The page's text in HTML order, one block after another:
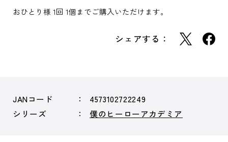
おひとり様 1回 1個までご購入いただけます。
シェアする：
JANコード
4573102722249
シリーズ
僕のヒーローアカデミア